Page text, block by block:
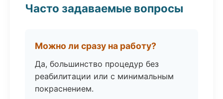
Часто задаваемые вопросы
Можно ли сразу на работу?
Да, большинство процедур без
реабилитации или с минимальным
покраснением.